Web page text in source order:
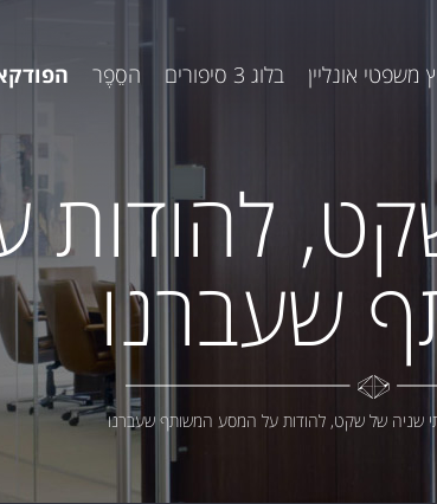
משפטי אונליין בלוג 3 סיפורים הסֵפֶר
להודות
שעברנו
שניה של שקט, להודות על המסע המשותף שעברנו